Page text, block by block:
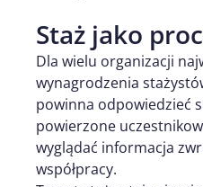
Staż jako
Dla wielu organizacji
wynagrodzenia
powinna odpowiedzieć
powierzone
wyglądać informacja
współpracy.